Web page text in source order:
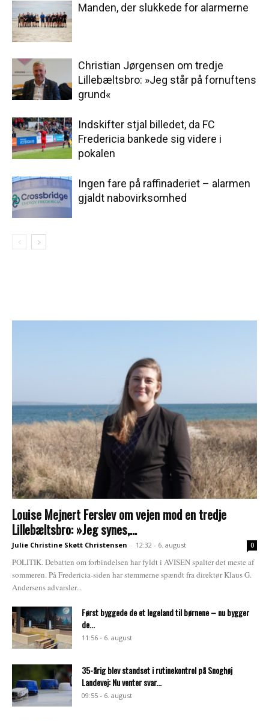
Manden, der slukkede for alarmerne
Christian Jørgensen om tredje
Lillebæltsbro: »Jeg står på fornuftens
grund«
Indskifter stjal billedet, da FC
Fredericia bankede sig videre i
pokalen
Ingen fare på raffinaderiet – alarmen
gjaldt nabovirksomhed
Louise Mejnert Ferslev om vejen mod en tredje
Lillebæltsbro: »Jeg synes,...
Julie Christine Skøtt Christensen - 12:32 - 6. august 0
POLITIK. Debatten om forbindelsen har fyldt i AVISEN spalter det meste af
sommeren. På Fredericia-siden har stemmerne spændt fra direktør Klaus G.
Andersens advarsler...
Først byggede de et legeland til børnene – nu bygger
de...
11:56 - 6. august
35-årig blev standset i rutinekontrol på Snoghøj
Landevej: Nu venter svar...
09:55 - 6. august